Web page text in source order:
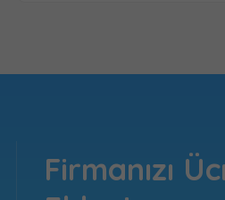
Firmanızı